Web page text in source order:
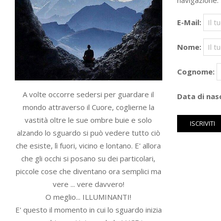
A volte occorre sedersi per guardare il
mondo attraverso il Cuore, coglierne la
vastità oltre le sue ombre buie e solo
alzando lo sguardo si può vedere tutto ciò
che esiste, lì fuori, vicino e lontano. E' allora
che gli occhi si posano su dei particolari,
piccole cose che diventano ora semplici ma
vere ... vere davvero!
O meglio... ILLUMINANTI!
E' questo il momento in cui lo sguardo inizia
E-Mail:
Nome:
Cognome:
Data di